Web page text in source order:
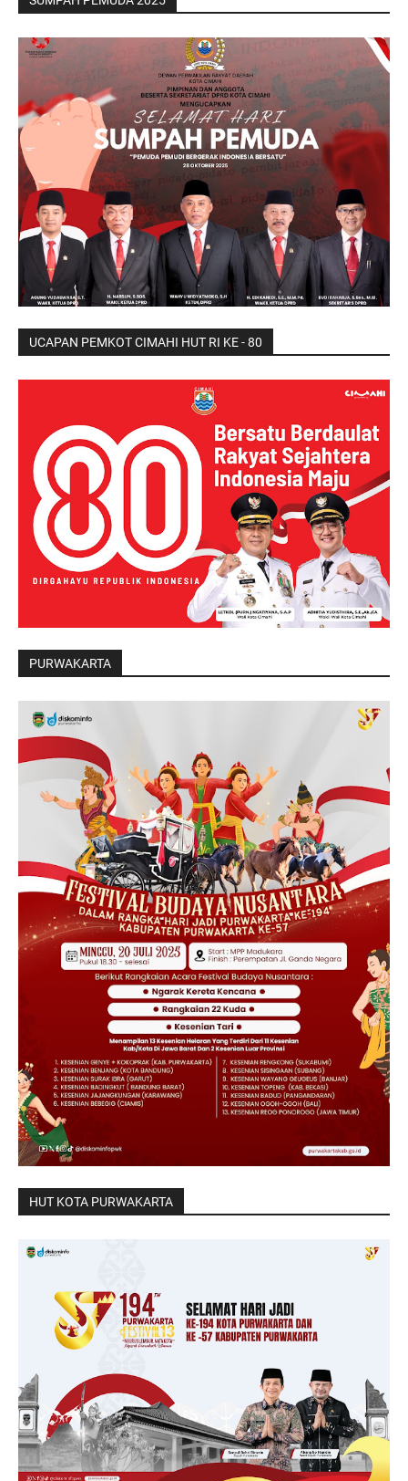
UCAPAN PEMKOT CIMAHI HUT RI KE - 80
PURWAKARTA
HUT KOTA PURWAKARTA